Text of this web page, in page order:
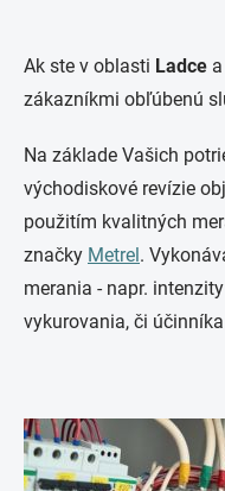
Ak ste v oblasti Ladce
zákazníkmi obľúbenú
Na základe Vašich
východiskové revízie
použitím kvalitných
značky Metrel.
merania - napr.
vykurovania, či